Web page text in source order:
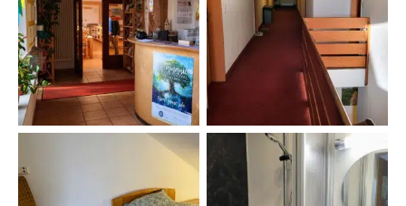
Rezi YVN Gästezimmer-Flur YVN